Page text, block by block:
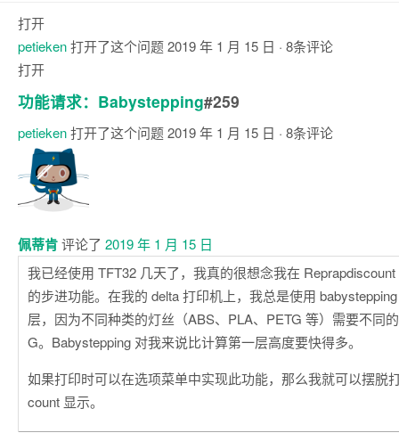
打开
petieken打开了这个问题2019 年 1 月 15 日 · 8条评论
打开
功能请求：Babystepping#259
petieken打开了这个问题2019 年 1 月 15 日 · 8条评论
评
佩蒂肯评论了 2019 年 1 月 15 日
我已经使用 TFT32 几天了，我真的很想念我在
的步进功能。在我的 delta 打印机上，我总是使用
层，因为不同种类的灯丝（ABS、PLA、PETG 等）需要不同
G。Babystepping 对我来说比计算第一层高度要快得多。
如果打印时可以在选项菜单中实现此功能，那么我就可以摆脱
count 显示。